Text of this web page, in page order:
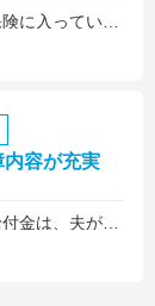
容が充実